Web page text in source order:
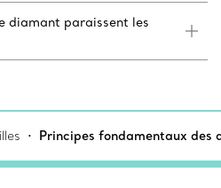
diamant paraissent les
Principes fondamentaux